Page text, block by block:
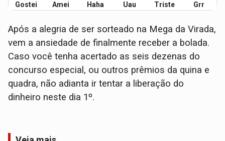
Gostei Amei Haha Uau Triste Grr
Após a alegria de ser sorteado na Mega da Virada,
vem a ansiedade de finalmente receber a bolada.
Caso você tenha acertado as seis dezenas do
concurso especial, ou outros prêmios da quina e
quadra, não adianta ir tentar a liberação do
dinheiro neste dia 1º.